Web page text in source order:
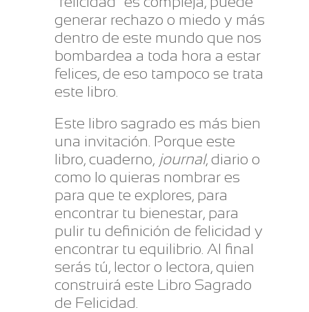
generar rechazo o miedo y más
dentro de este mundo que nos
bombardea a toda hora a estar
felices, de eso tampoco se trata
este libro.
Este libro sagrado es más bien
una invitación. Porque este
libro, cuaderno, journal, diario o
como lo quieras nombrar es
para que te explores, para
encontrar tu bienestar, para
pulir tu definición de felicidad y
encontrar tu equilibrio. Al final
serás tú, lector o lectora, quien
construirá este Libro Sagrado
de Felicidad.